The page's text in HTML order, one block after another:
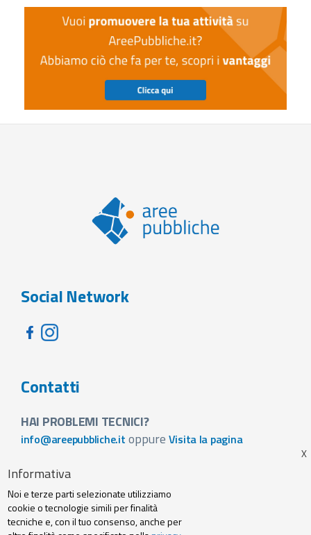
Social Network
Contatti
HAI PROBLEMI TECNICI?
info@areepubbliche.it oppure Visita la pagina
Visita la pagina
Footer
Web agency Privacy policy e cookie
Informativa
Noi e terze parti selezionate utilizziamo
cookie o tecnologie simili per finalità
tecniche e, con il tuo consenso, anche per